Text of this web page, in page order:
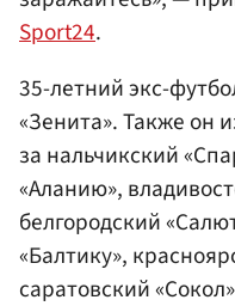
Sport24.
35-летний экс-
«Зенита». Также он
за нальчикский
«Аланию»,
белгородский
«Балтику»,
саратовский